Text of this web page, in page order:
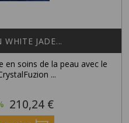
WHITE JADE...
en soins de la peau avec le
...
Prix
210,24 €